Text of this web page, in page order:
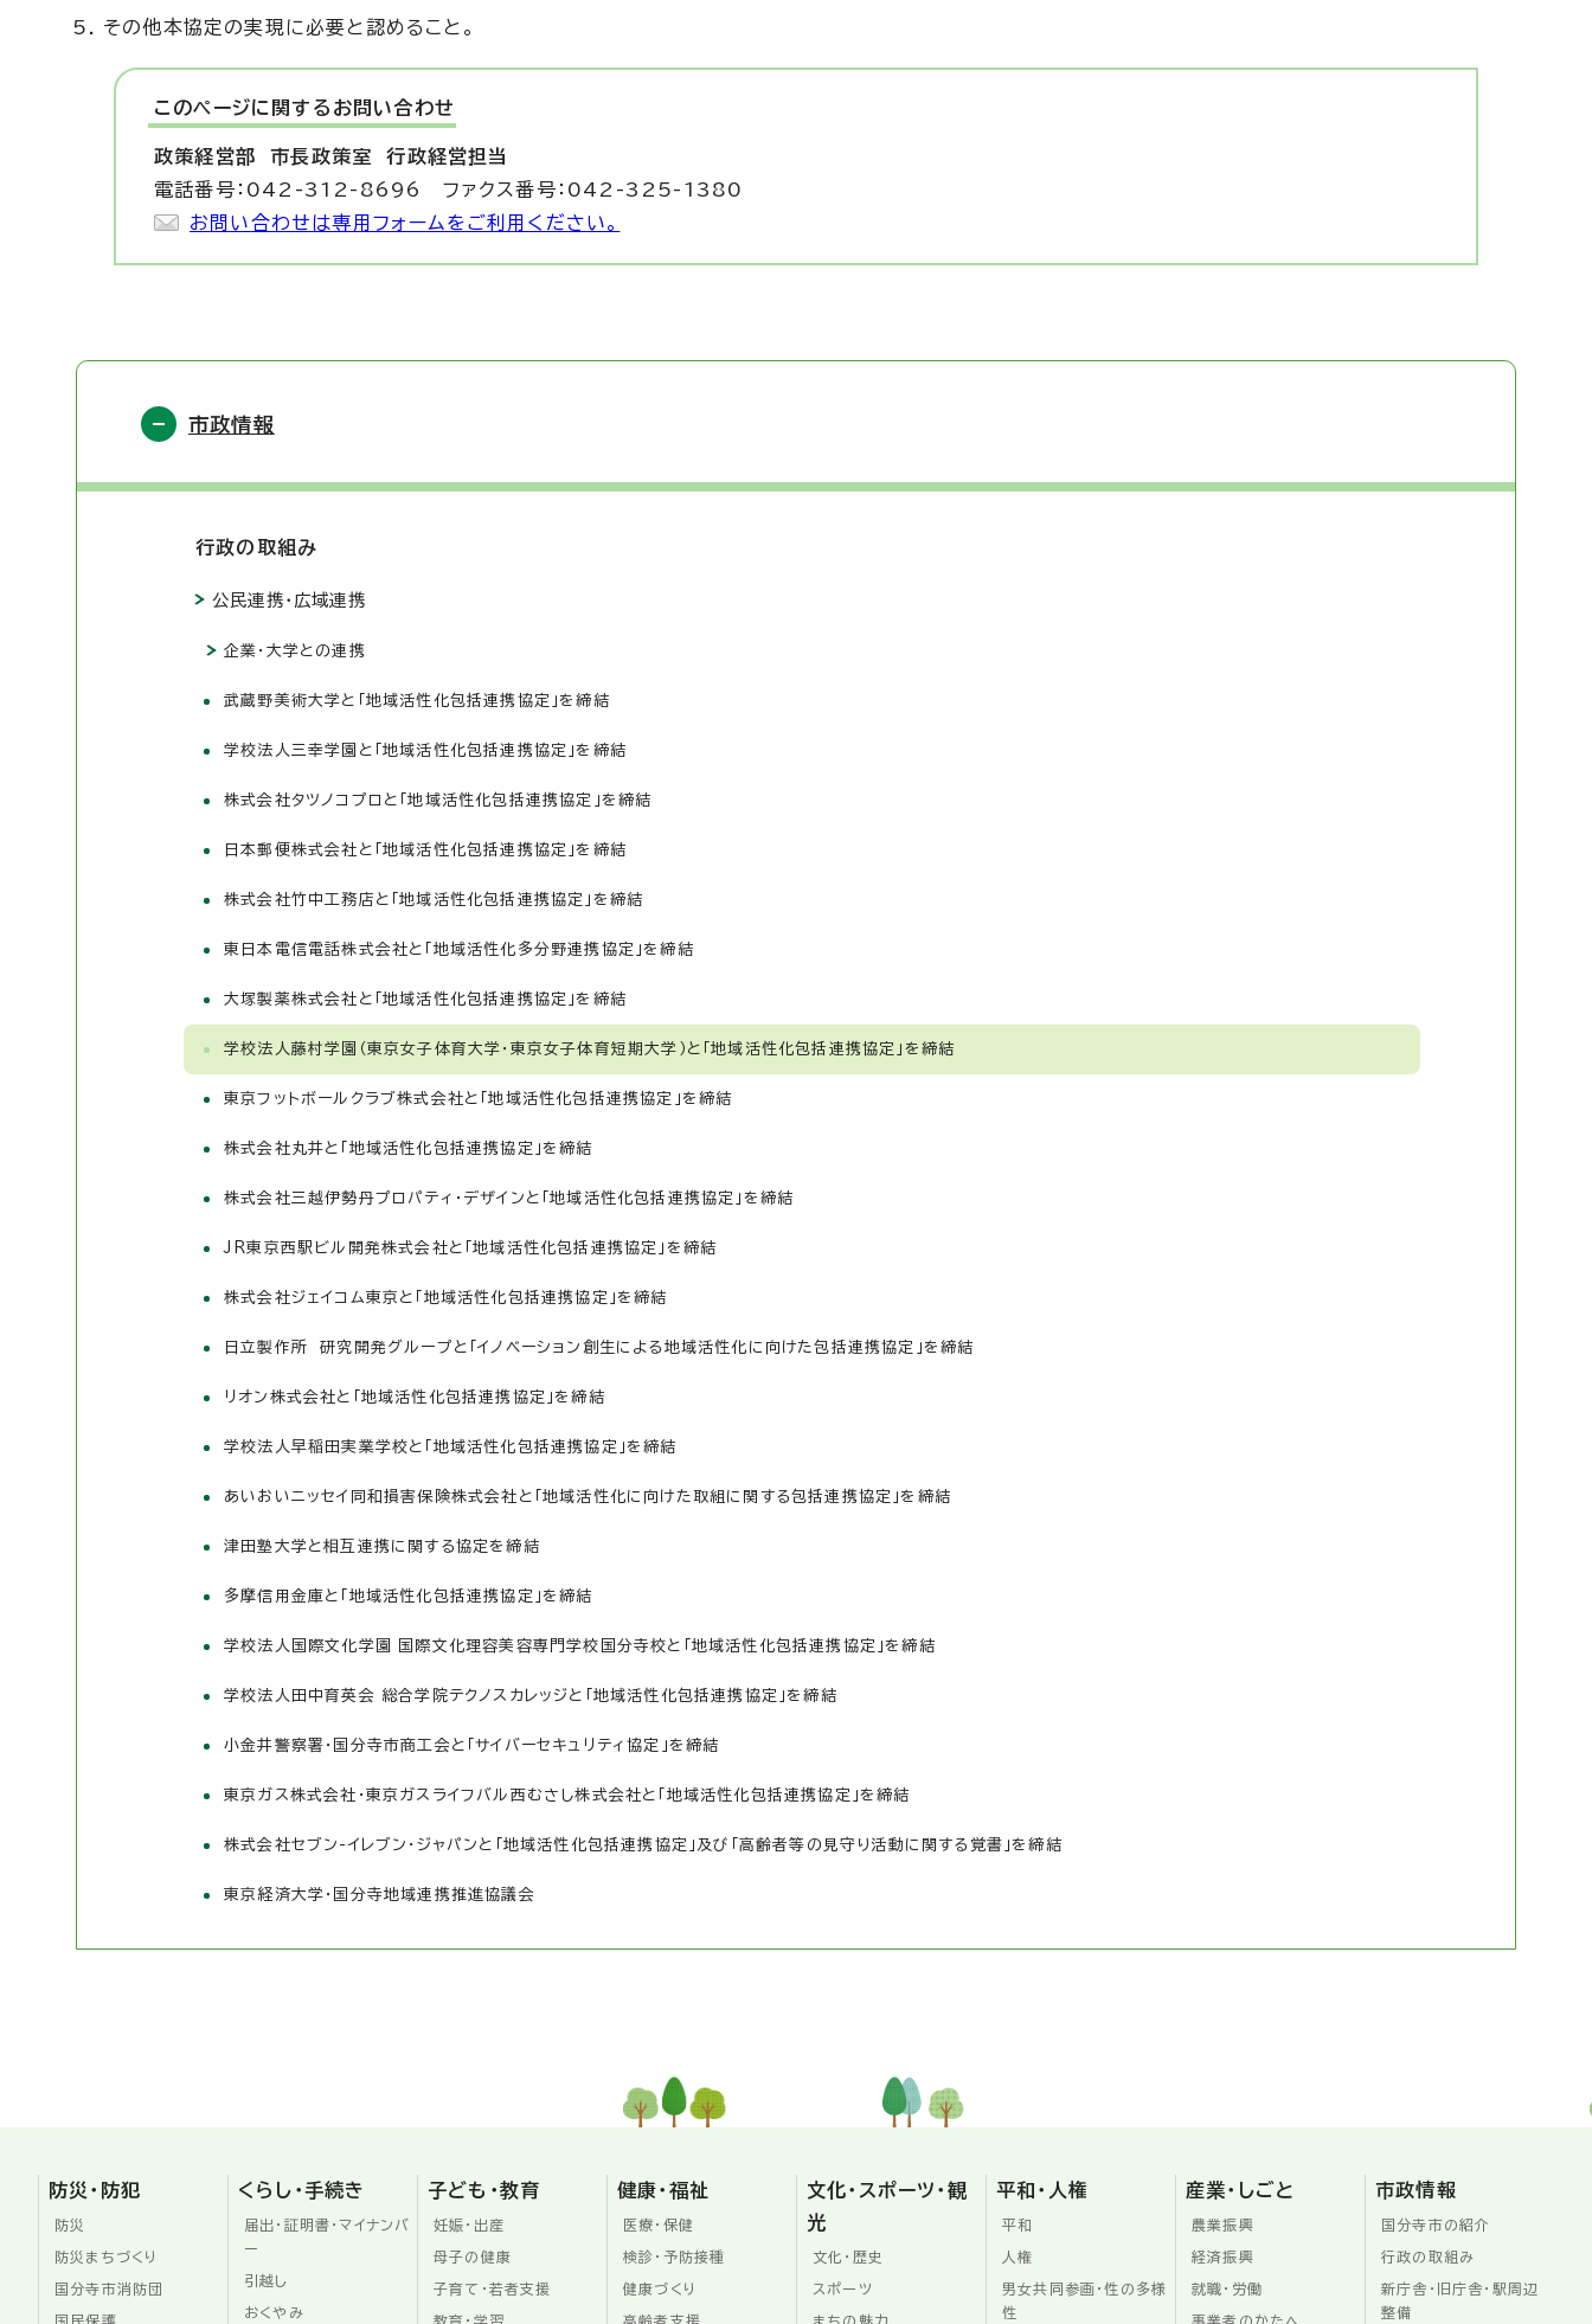
その他本協定の実現に必要と認めること。
このページに関する お問い合わせ
政策経営部 市長政策室 行政経営担当
電話番号：042-312-8696 ファクス番号：042-325-1380
お問い合わせは専用フォームをご利用ください。
市政情報
行政の取組み
公民連携・広域連携
企業・大学との連携
武蔵野美術大学と「地域活性化包括連携協定」を締結
学校法人三幸学園と「地域活性化包括連携協定」を締結
株式会社タツノコプロと「地域活性化包括連携協定」を締結
日本郵便株式会社と「地域活性化包括連携協定」を締結
株式会社竹中工務店と「地域活性化包括連携協定」を締結
東日本電信電話株式会社と「地域活性化多分野連携協定」を締結
大塚製薬株式会社と「地域活性化包括連携協定」を締結
学校法人藤村学園（東京女子体育大学・東京女子体育短期大学）と「地域活性化包括連携協定」を締結
東京フットボールクラブ株式会社と「地域活性化包括連携協定」を締結
株式会社丸井と「地域活性化包括連携協定」を締結
株式会社三越伊勢丹プロパティ・デザインと「地域活性化包括連携協定」を締結
JR東京西駅ビル開発株式会社と「地域活性化包括連携協定」を締結
株式会社ジェイコム東京と「地域活性化包括連携協定」を締結
日立製作所 研究開発グループと「イノベーション創生による地域活性化に向けた包括連携協定」を締結
リオン株式会社と「地域活性化包括連携協定」を締結
学校法人早稲田実業学校と「地域活性化包括連携協定」を締結
あいおいニッセイ同和損害保険株式会社と「地域活性化に向けた取組に関する包括連携協定」を締結
津田塾大学と相互連携に関する協定を締結
多摩信用金庫と「地域活性化包括連携協定」を締結
学校法人国際文化学園 国際文化理容美容専門学校国分寺校と「地域活性化包括連携協定」を締結
学校法人田中育英会 総合学院テクノスカレッジと「地域活性化包括連携協定」を締結
小金井警察署・国分寺市商工会と「サイバーセキュリティ協定」を締結
東京ガス株式会社・東京ガスライフバル西むさし株式会社と「地域活性化包括連携協定」を締結
株式会社セブン-イレブン・ジャパンと「地域活性化包括連携協定」及び「高齢者等の見守り活動に関する覚書」を締結
東京経済大学・国分寺地域連携推進協議会
防災・防犯
防災
防災まちづくり
国分寺市消防団
国民保護
くらし・手続き
届出・証明書・マイナンバ
ー
引越し
おくやみ
子ども・教育
妊娠・出産
母子の健康
子育て・若者支援
教育・学習
健康・福祉
医療・保健
検診・予防接種
健康づくり
高齢者支援
文化・スポーツ・観
光
文化・歴史
スポーツ
まちの魅力
平和・人権
平和
人権
男女共同参画・性の多様
性
産業・しごと
農業振興
経済振興
就職・労働
事業者のかたへ
市政情報
国分寺市の紹介
行政の取組み
新庁舎・旧庁舎・駅周辺
整備